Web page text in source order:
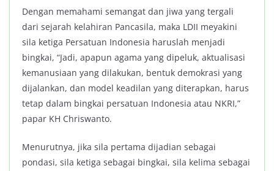
Dengan memahami semangat dan jiwa yang tergali
dari sejarah kelahiran Pancasila, maka LDII meyakini
sila ketiga Persatuan Indonesia haruslah menjadi
bingkai, “Jadi, apapun agama yang dipeluk, aktualisasi
kemanusiaan yang dilakukan, bentuk demokrasi yang
dijalankan, dan model keadilan yang diterapkan, harus
tetap dalam bingkai persatuan Indonesia atau NKRI,”
papar KH Chriswanto.
Menurutnya, jika sila pertama dijadian sebagai
pondasi, sila ketiga sebagai bingkai, sila kelima sebagai